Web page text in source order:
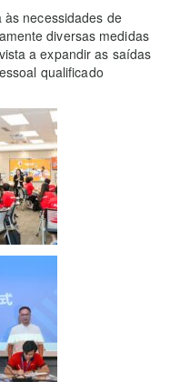
necessidades de
diversas medidas
a expandir as saídas
qualificado